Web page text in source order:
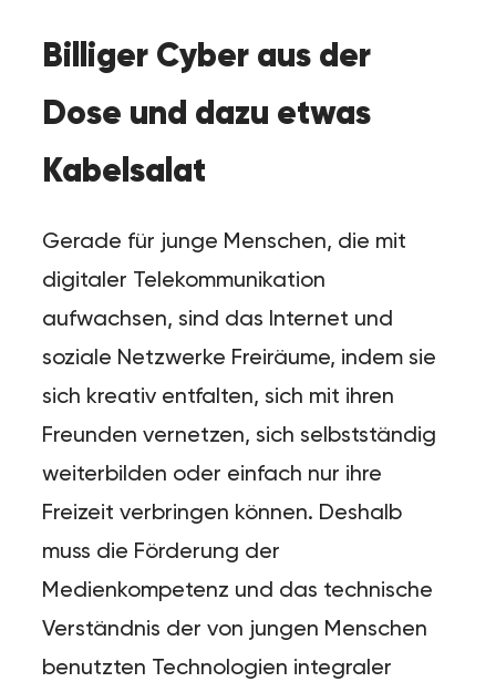
Billiger Cyber aus der
Dose und dazu etwas
Kabelsalat
Gerade für junge Menschen, die mit
digitaler Telekommunikation
aufwachsen, sind das Internet und
soziale Netzwerke Freiräume, indem sie
sich kreativ entfalten, sich mit ihren
Freunden vernetzen, sich selbstständig
weiterbilden oder einfach nur ihre
Freizeit verbringen können. Deshalb
muss die Förderung der
Medienkompetenz und das technische
Verständnis der von jungen Menschen
benutzten Technologien integraler